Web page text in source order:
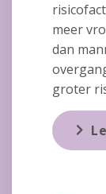
meer
dan
groter